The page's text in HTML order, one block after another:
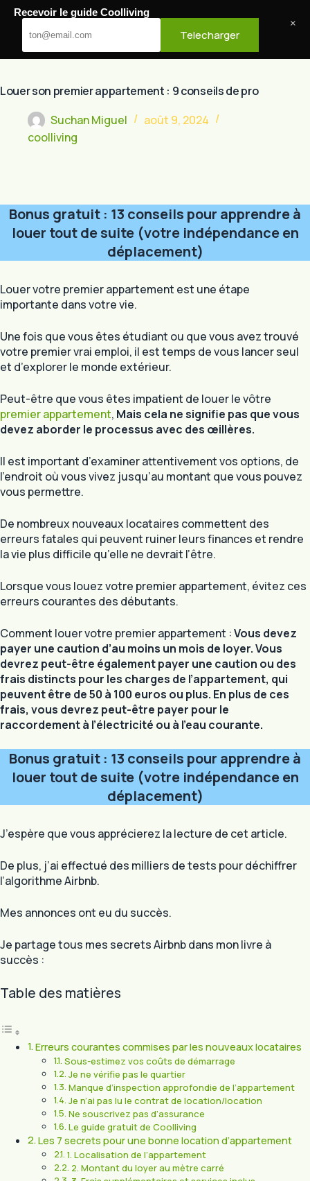
Passer
contenu
Cool Living
Louer son premier appartement : 9 conseils de pro
Suchan Miguel
août 9, 2024
coolliving
Bonus gratuit : 13 conseils pour apprendre à
louer tout de suite (votre indépendance en
déplacement)
Louer votre premier appartement est une étape
importante dans votre vie.
Une fois que vous êtes étudiant ou que vous avez trouvé
votre premier vrai emploi, il est temps de vous lancer seul
et d’explorer le monde extérieur.
Peut-être que vous êtes impatient de louer le vôtre
premier appartement, Mais cela ne signifie pas que vous
devez aborder le processus avec des œillères.
Il est important d’examiner attentivement vos options, de
l’endroit où vous vivez jusqu’au montant que vous pouvez
vous permettre.
De nombreux nouveaux locataires commettent des
erreurs fatales qui peuvent ruiner leurs finances et rendre
la vie plus difficile qu’elle ne devrait l’être.
Lorsque vous louez votre premier appartement, évitez ces
erreurs courantes des débutants.
Comment louer votre premier appartement :Vous devez
payer une caution d’au moins un mois de loyer. Vous
devrez peut-être également payer une caution ou des
frais distincts pour les charges de l’appartement, qui
peuvent être de 50 à 100 euros ou plus. En plus de ces
frais, vous devrez peut-être payer pour le
raccordement à l’électricité ou à l’eau courante.
Bonus gratuit : 13 conseils pour apprendre à
louer tout de suite (votre indépendance en
déplacement)
J’espère que vous apprécierez la lecture de cet article.
De plus, j’ai effectué des milliers de tests pour déchiffrer
l’algorithme Airbnb.
Mes annonces ont eu du succès.
Je partage tous mes secrets Airbnb dans mon livre à
succès :
Table des matières
Erreurs courantes commises par les nouveaux locataires
Sous-estimez vos coûts de démarrage
Je ne vérifie pas le quartier
Manque d’inspection approfondie de l’appartement
Je n’ai pas lu le contrat de location/location
Ne souscrivez pas d’assurance
Le guide gratuit de Coolliving
Les 7 secrets pour une bonne location d’appartement
1. Localisation de l’appartement
2. Montant du loyer au mètre carré
Recevoir le guide Coolliving
Telecharger
×